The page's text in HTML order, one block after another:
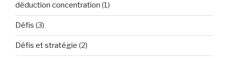
déduction concentration (1)
Défis (3)
Défis et stratégie (2)